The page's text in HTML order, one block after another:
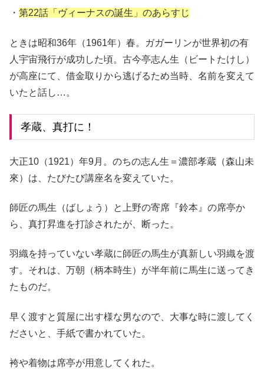
・ 第22話「ヴィーナスの誕生」のあらすじ
ときは昭和36年（1961年）春。ガガーリンが世界初の有
人宇宙飛行が成功した頃。古今亭志ん生（ビートたけし）
が高座にて、借金取りから逃げるため当時、名前を変えて
いたと話し…。
孝蔵、真打に！
大正10（1921）年9月。のちの志ん生＝濃部孝蔵（森山未
來）は、たびたび講座名を変えていた。
師匠の馬生（ばしょう）と上野の寄席『鈴本』の席亭か
ら、真打昇進を打診されたが、断った。
羽織を持っていない孝蔵に師匠の馬生が真新しい羽織を渡
す。それは、万朝（柄本時生）が半年前に馬生に送ってき
たものだ。
早く渡すと質屋に出す様な男なので、大事な時に渡してく
ださいと、手紙で書かれていた。
袴や着物は席亭が用意してくれた。